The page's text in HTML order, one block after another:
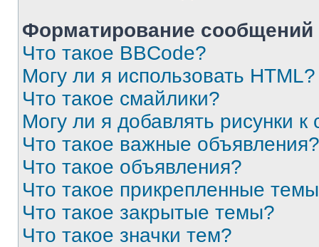
Форматирование
Что такое BBCode?
Могу ли я использовать HTML?
Что такое смайлики?
Могу ли я добавлять рисунки
Что такое важные объявления?
Что такое объявления?
Что такое прикрепленные
Что такое закрытые темы?
Что такое значки тем?